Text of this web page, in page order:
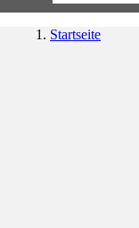
Startseite